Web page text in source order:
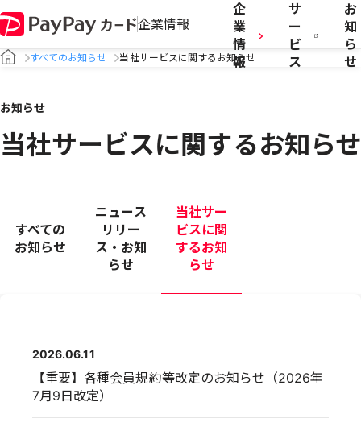
企業情報
企
業
情
報
サ
ー
ビ
ス
お
知
ら
せ
すべてのお知らせ 当社サービスに関するお知らせ
お知らせ
当社サービスに関するお知らせ
すべての
お知らせ
ニュース
リリー
ス・お知
らせ
当社サー
ビスに関
するお知
らせ
2026.06.11
【重要】各種会員規約等改定のお知らせ（2026年
7月9日改定）